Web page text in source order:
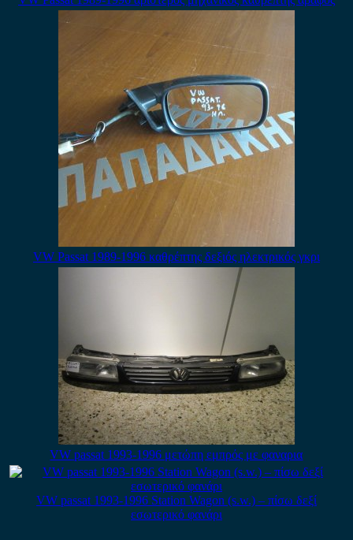
VW Passat 1989-1996 καθρέπτης δεξιός ηλεκτρικός γκρι
VW passat 1993-1996 μετώπη εμπρός με φαναρια
VW passat 1993-1996 Station Wagon (s.w.) – πίσω δεξί
εσωτερικό φανάρι